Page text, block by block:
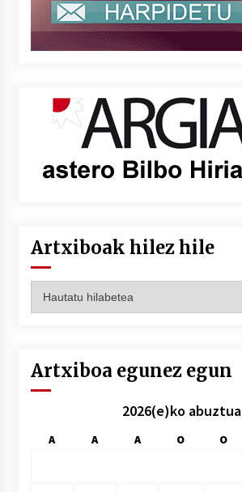
Artxiboak hilez hile
hilez
Artxiboa egunez egun
2026(e)ko abuztua
A A A O O